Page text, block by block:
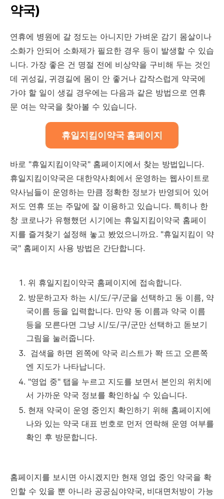
약국)
연휴에 병원에 갈 정도는 아니지만 가벼운 감기 몸살이나
소화가 안되어 소화제가 필요한 경우 등이 발생할 수 있습
니다. 가장 좋은 건 명절 전에 비상약을 구비해 두는 것인
데 귀성길, 귀경길에 몸이 안 좋거나 갑작스럽게 약국에
가야 할 일이 생길 경우에는 다음과 같은 방법으로 연휴
문 여는 약국을 찾아볼 수 있습니다.
휴일지킴이약국 홈페이지
바로 "휴일지킴이약국" 홈페이지에서 찾는 방법입니다.
휴일지킴이약국은 대한약사회에서 운영하는 웹사이트로
약사님들이 운영하는 만큼 정확한 정보가 반영되어 있어
저도 연휴 또는 주말에 잘 이용하고 있습니다. 특히나 한
창 코로나가 유행했던 시기에는 휴일지킴이약국 홈페이
지를 즐겨찾기 설정해 놓고 봤었으니까요. "휴일지킴이 약
국" 홈페이지 사용 방법은 간단합니다.
위 휴일지킴이약국 홈페이지에 접속합니다.
방문하고자 하는 시/도/구/군을 선택하고 동 이름, 약
국이름 등을 입력합니다. 만약 동 이름과 약국 이름
등을 모른다면 그냥 시/도/구/군만 선택하고 돋보기
그림을 눌러줍니다.
검색을 하면 왼쪽에 약국 리스트가 쫙 뜨고 오른쪽
엔 지도가 나타납니다.
"영업 중" 탭을 누르고 지도를 보면서 본인의 위치에
서 가까운 약국 정보를 확인하실 수 있습니다.
현재 약국이 운영 중인지 확인하기 위해 홈페이지에
나와 있는 약국 대표 번호로 먼저 연락해 운영 여부를
확인 후 방문합니다.
홈페이지를 보시면 아시겠지만 현재 영업 중인 약국을 확
인할 수 있을 뿐 아니라 공공심야약국, 비대면처방이 가능